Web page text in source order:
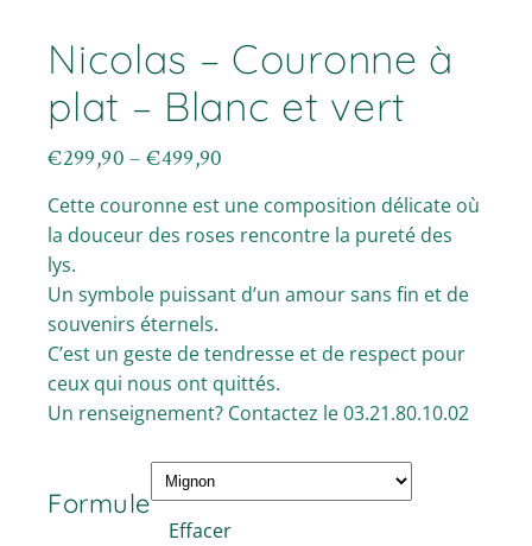
Nicolas – Couronne à
plat – Blanc et vert
€299,90 –€499,90
Plage
de
prix :
€299,90
à
€499,90
Cette couronne est une composition délicate où
la douceur des roses rencontre la pureté des
lys.
Un symbole puissant d’un amour sans fin et de
souvenirs éternels.
C’est un geste de tendresse et de respect pour
ceux qui nous ont quittés.
Un renseignement? Contactez le 03.21.80.10.02
Formule
Effacer